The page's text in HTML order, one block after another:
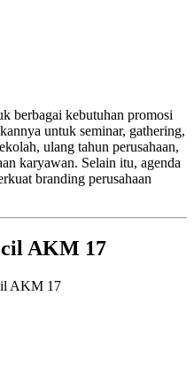
berbagai kebutuhan promosi
untuk seminar, gathering,
ulang tahun perusahaan,
karyawan. Selain itu, agenda
branding perusahaan
AKM 17
AKM 17